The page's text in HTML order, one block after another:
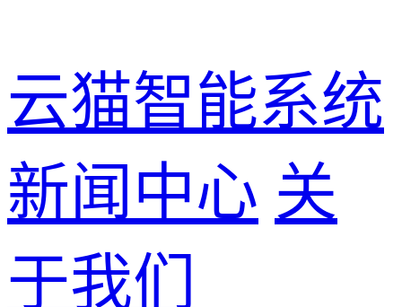
云猫智能系统
新闻中心 关
于我们